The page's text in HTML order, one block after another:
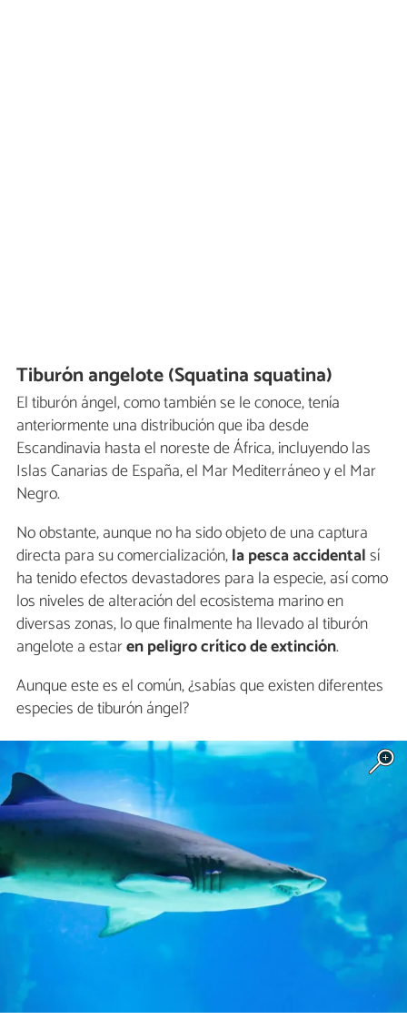
Tiburón angelote (Squatina squatina)
El tiburón ángel, como también se le conoce, tenía
anteriormente una distribución que iba desde
Escandinavia hasta el noreste de África, incluyendo las
Islas Canarias de España, el Mar Mediterráneo y el Mar
Negro.
No obstante, aunque no ha sido objeto de una captura
directa para su comercialización,la pesca accidentalsí
ha tenido efectos devastadores para la especie, así como
los niveles de alteración del ecosistema marino en
diversas zonas, lo que finalmente ha llevado al tiburón
angelote a estaren peligro crítico de extinción.
Aunque este es el común, ¿sabías que existen diferentes
especies de tiburón ángel?